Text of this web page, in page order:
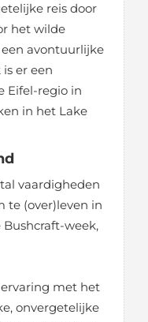
reis door
het wilde
avontuurlijke
er een
Eifel-regio in
in het Lake
vaardigheden
te (over)leven in
week,
met het
onvergetelijke